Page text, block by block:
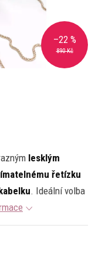
890 Kč
–22 %
lesklým
řetízku
. Ideální volba